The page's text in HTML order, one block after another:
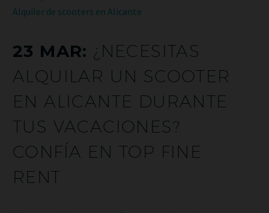
Alquiler de scooters en Alicante
23 MAR: ¿NECESITAS
ALQUILAR UN SCOOTER
EN ALICANTE DURANTE
TUS VACACIONES?
CONFÍA EN TOP FINE
RENT